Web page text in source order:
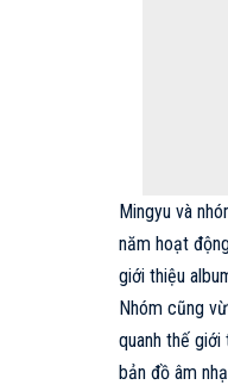
Mingyu và
năm hoạt
giới thiệu
Nhóm cũng
quanh thế
bản đồ âm